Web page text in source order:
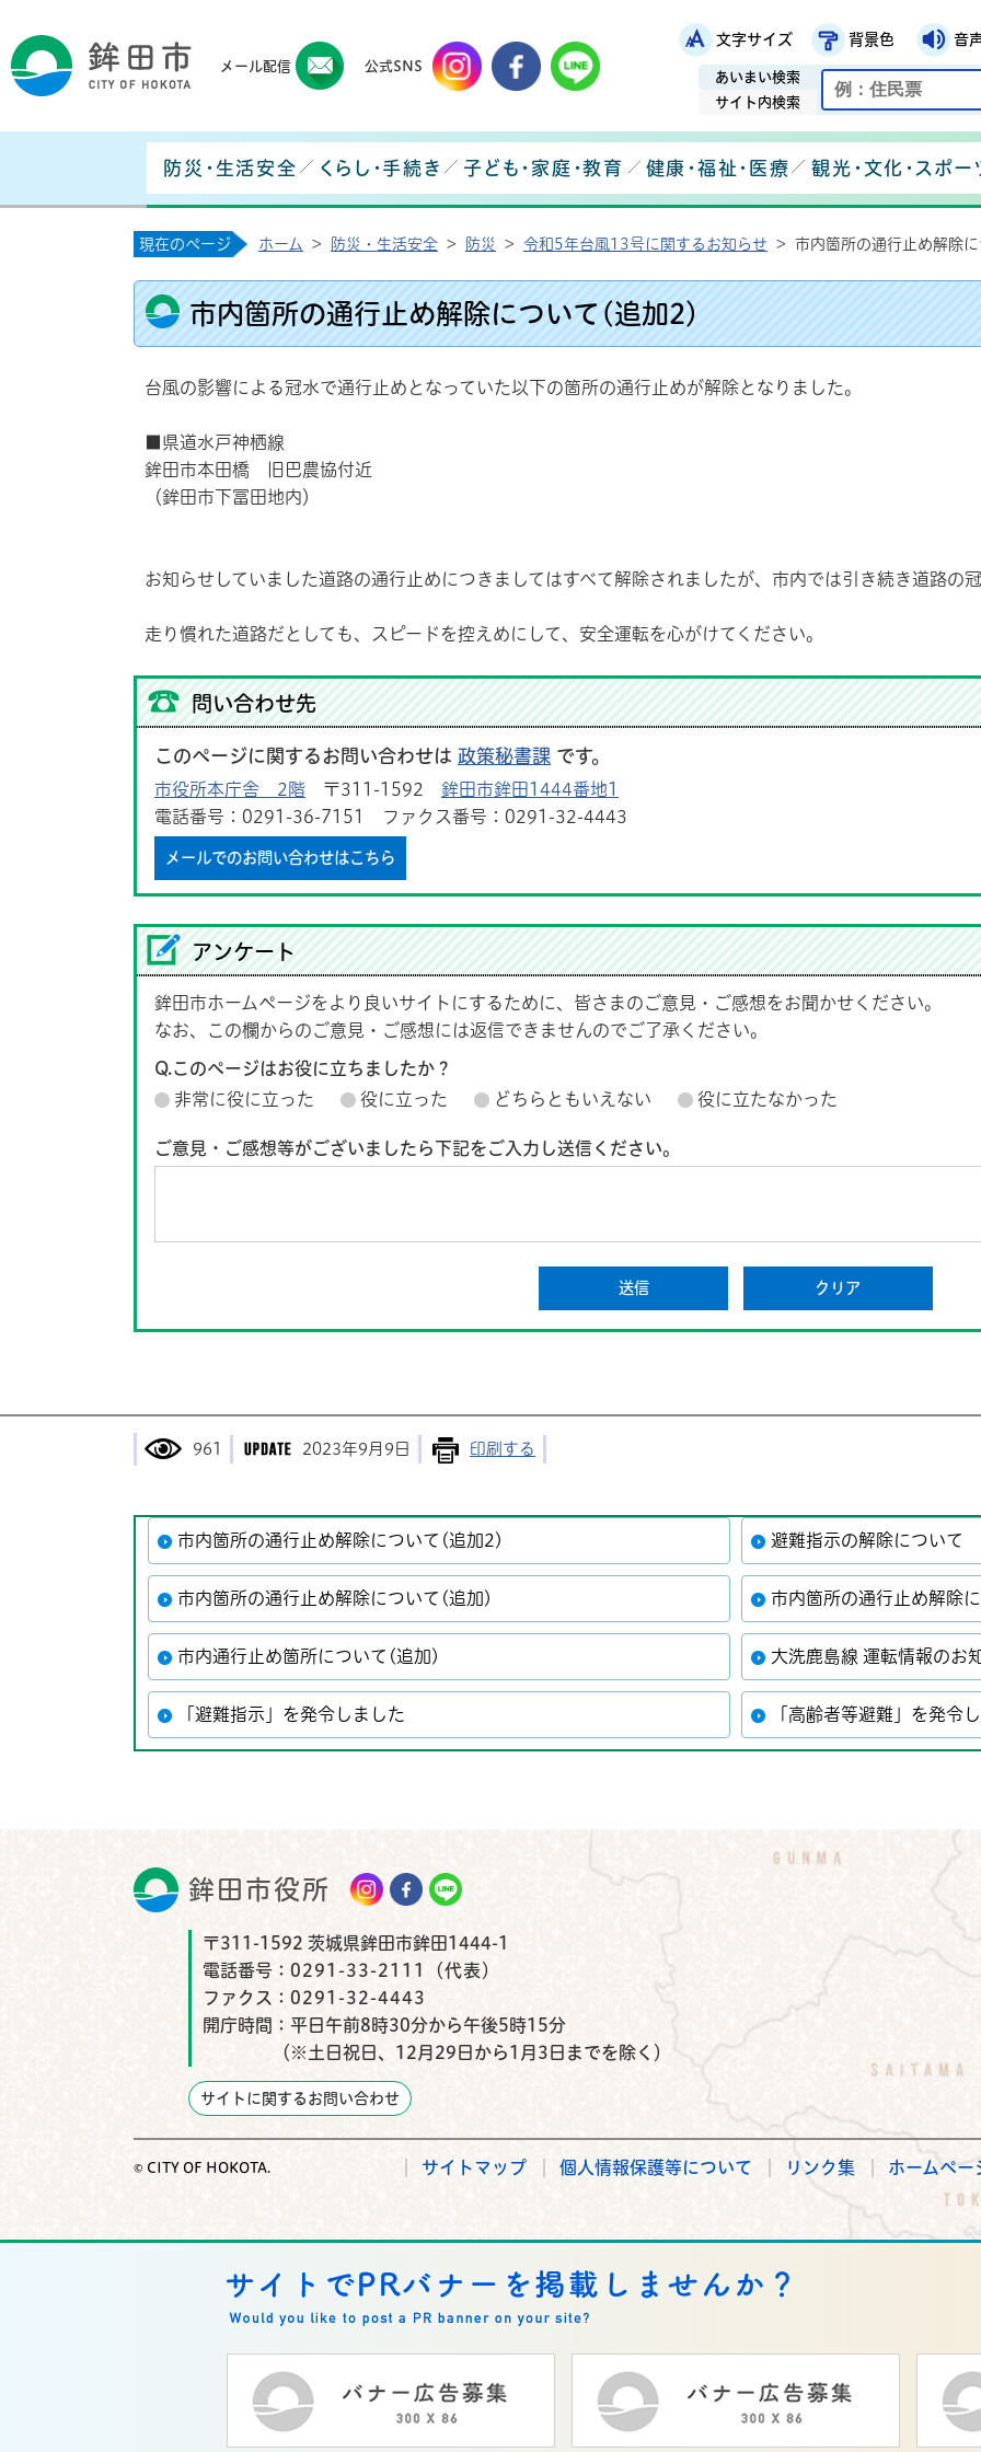
鉾田市役所ホームページ文字サイズ 背景色 音
あいまい検索
サイト内検索
メール配信
鉾田市メールマガジン
公式SNS
鉾田市公式Instagram
鉾田市公式Facebook
鉾田市公式LINE
防災・生活安全 くらし・手続き 子ども・家庭・教育 健康・福祉・医療 観光・文化・スポー
現在のページ ホーム > 防災・生活安全 > 防災 > 令和5年台風13号に関するお知らせ > 市内箇所の通行止め解除
市内箇所の通行止め解除について(追加2)
台風の影響による冠水で通行止めとなっていた以下の箇所の通行止めが解除となりました。
■県道水戸神栖線
鉾田市本田橋 旧巴農協付近
（鉾田市下冨田地内）
お知らせしていました道路の通行止めにつきましてはすべて解除されましたが、市内では引き続き道路の
走り慣れた道路だとしても、スピードを控えめにして、安全運転を心がけてください。
問い合わせ先
このページに関するお問い合わせは 政策秘書課 です。
市役所本庁舎 2階 〒311-1592 鉾田市鉾田1444番地1
電話番号：0291-36-7151 ファクス番号：0291-32-4443
メールでのお問い合わせはこちら
アンケート
鉾田市ホームページをより良いサイトにするために、皆さまのご意見・ご感想をお聞かせください。
なお、この欄からのご意見・ご感想には返信できませんのでご了承ください。
Q.このページはお役に立ちましたか？
非常に役に立った
役に立った どちらともいえない 役に立たなかった
ご意見・ご感想等がございましたら下記をご入力し送信ください。
961 2023年9月9日 印刷する
市内箇所の通行止め解除について(追加2) 避難指示の解除について
市内箇所の通行止め解除について(追加) 市内箇所の通行止め解除
市内通行止め箇所について(追加) 大洗鹿島線 運転情報のお
「避難指示」を発令しました 「高齢者等避難」を発令
鉾田市役所 鉾田市公式Instagram
鉾田市公式Facebook
鉾田市公式LINE
〒311-1592 茨城県鉾田市鉾田1444-1
電話番号： 0291-33-2111（代表）
ファクス： 0291-32-4443
開庁時間： 平日午前8時30分から午後5時15分
（※土日祝日、12月29日から1月3日までを除く）
サイトに関するお問い合わせ
© CITY OF HOKOTA. サイトマップ 個人情報保護等について リンク集 ホームペー